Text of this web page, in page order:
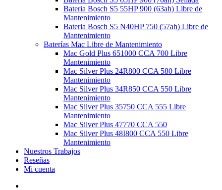
Bateria Bosch S5 55HP 900 (63ah) Libre de
Mantenimiento
Bateria Bosch S5 N40HP 750 (57ah) Libre de
Mantenimiento
Baterías Mac Libre de Mantenimiento
Mac Gold Plus 651000 CCA 700 Libre
Mantenimiento
Mac Silver Plus 24R800 CCA 580 Libre
Mantenimiento
Mac Silver Plus 34R850 CCA 550 Libre
Mantenimiento
Mac Silver Plus 35750 CCA 555 Libre
Mantenimiento
Mac Silver Plus 47770 CCA 550
Mac Silver Plus 48I800 CCA 550 Libre
Mantenimiento
Nuestros Trabajos
Reseñas
Mi cuenta